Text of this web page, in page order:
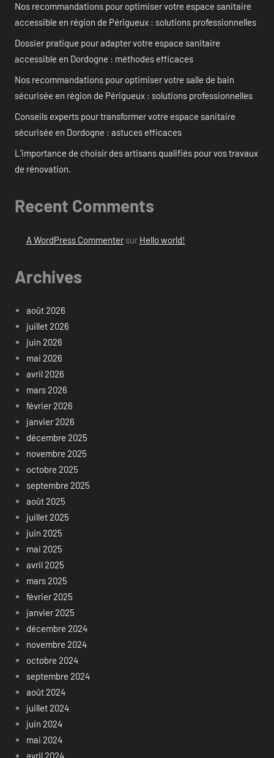
Nos recommandations pour optimiser votre espace sanitaire
accessible en région de Périgueux : solutions professionnelles
Dossier pratique pour adapter votre espace sanitaire
accessible en Dordogne : méthodes efficaces
Nos recommandations pour optimiser votre salle de bain
sécurisée en région de Périgueux : solutions professionnelles
Conseils experts pour transformer votre espace sanitaire
sécurisée en Dordogne : astuces efficaces
L’importance de choisir des artisans qualifiés pour vos travaux
de rénovation.
Recent Comments
A WordPress Commentersur Hello world!
Archives
août 2026
juillet 2026
juin 2026
mai 2026
avril 2026
mars 2026
février 2026
janvier 2026
décembre 2025
novembre 2025
octobre 2025
septembre 2025
août 2025
juillet 2025
juin 2025
mai 2025
avril 2025
mars 2025
février 2025
janvier 2025
décembre 2024
novembre 2024
octobre 2024
septembre 2024
août 2024
juillet 2024
juin 2024
mai 2024
avril 2024